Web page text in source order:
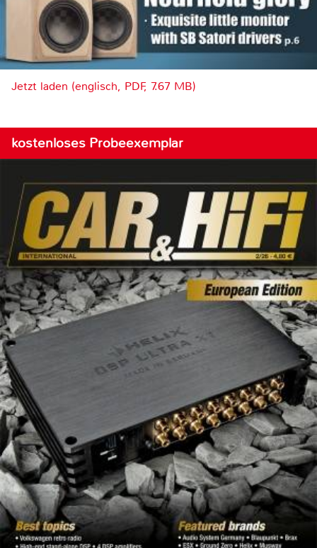
Jetzt laden (englisch, PDF, 7.67 MB)
kostenloses Probeexemplar